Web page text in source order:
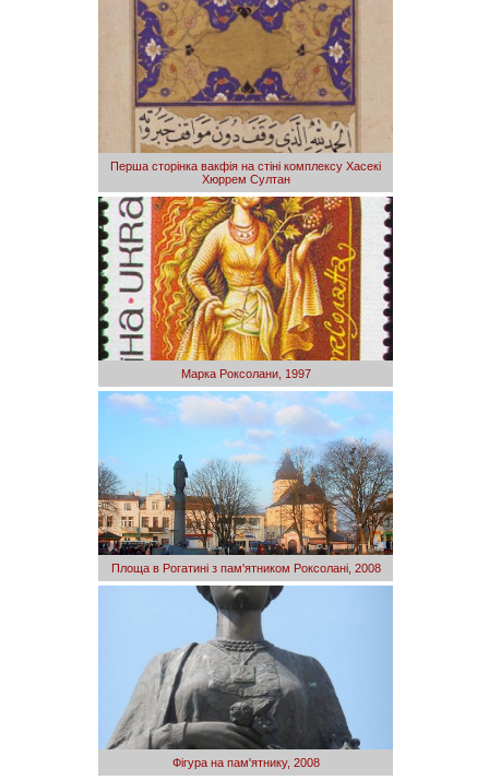
Перша сторінка вакфія на стіні комплексу Хасекі
Хюррем Султан
Марка Роксолани, 1997
Площа в Рогатині з пам'ятником Роксолані, 2008
Фігура на пам'ятнику, 2008